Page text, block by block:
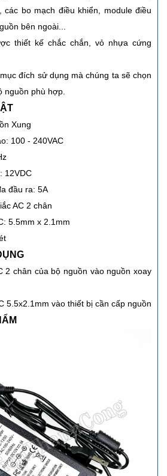
các bo mạch điều khiển, module điều
bên ngoài...
thiết kế chắc chắn, vỏ nhựa cứng
đích sử dụng mà chúng ta sẽ chọn
nguồn phù hợp.
Xung
100 - 240VAC
12VDC
đầu ra: 5A
AC 2 chân
5.5mm x 2.1mm
2 chân của bộ nguồn vào nguồn xoay
5.5x2.1mm vào thiết bị cần cấp nguồn